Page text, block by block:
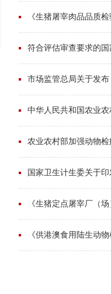
《生猪屠宰肉品品质
符合评估审查要求的
市场监管总局关于发
中华人民共和国农业
农业农村部加强动物
国家卫生计生委关于
《生猪定点屠宰厂（
《供港澳食用陆生动